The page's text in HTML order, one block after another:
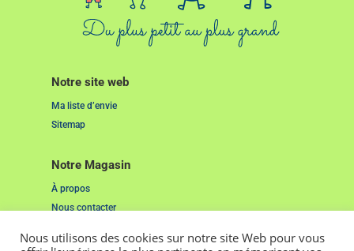
Notre site web
Ma liste d’envie
Sitemap
Notre Magasin
À propos
Nous contacter
Nous utilisons des cookies sur notre site Web pour vous